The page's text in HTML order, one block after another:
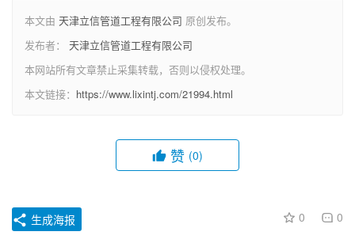
本文由 天津立信管道工程有限公司 原创发布。
发布者： 天津立信管道工程有限公司
本网站所有文章禁止采集转载，否则以侵权处理。
本文链接： https://www.lixintj.com/21994.html
赞 (0)
0 0
生成海报